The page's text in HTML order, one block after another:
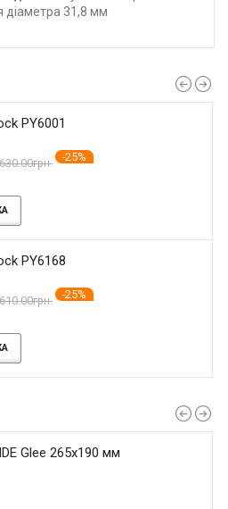
діаметра 31,8 мм
PY6001
630.00грн. -25%
PY6168
610.00грн. -25%
Glee 265x190 мм